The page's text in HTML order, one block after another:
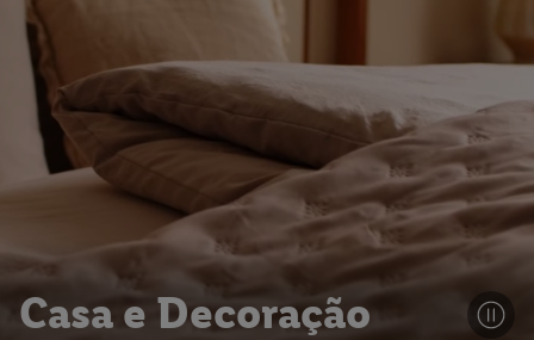
Casa e Decoração